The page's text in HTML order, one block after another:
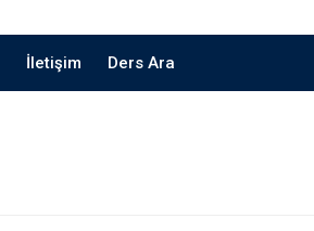
İletişim Ders Ara